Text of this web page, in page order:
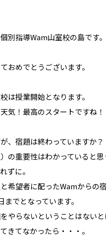
別指導Wam山室校の島です。
おめでとうございます。
は授業開始となります。
気！最高のスタートですね！
、宿題は終わっていますか？
の重要性はわかっていると思
ずに。
希望者に配ったWamからの
までとなっています。
やらないということはない
きてなかったら・・・。